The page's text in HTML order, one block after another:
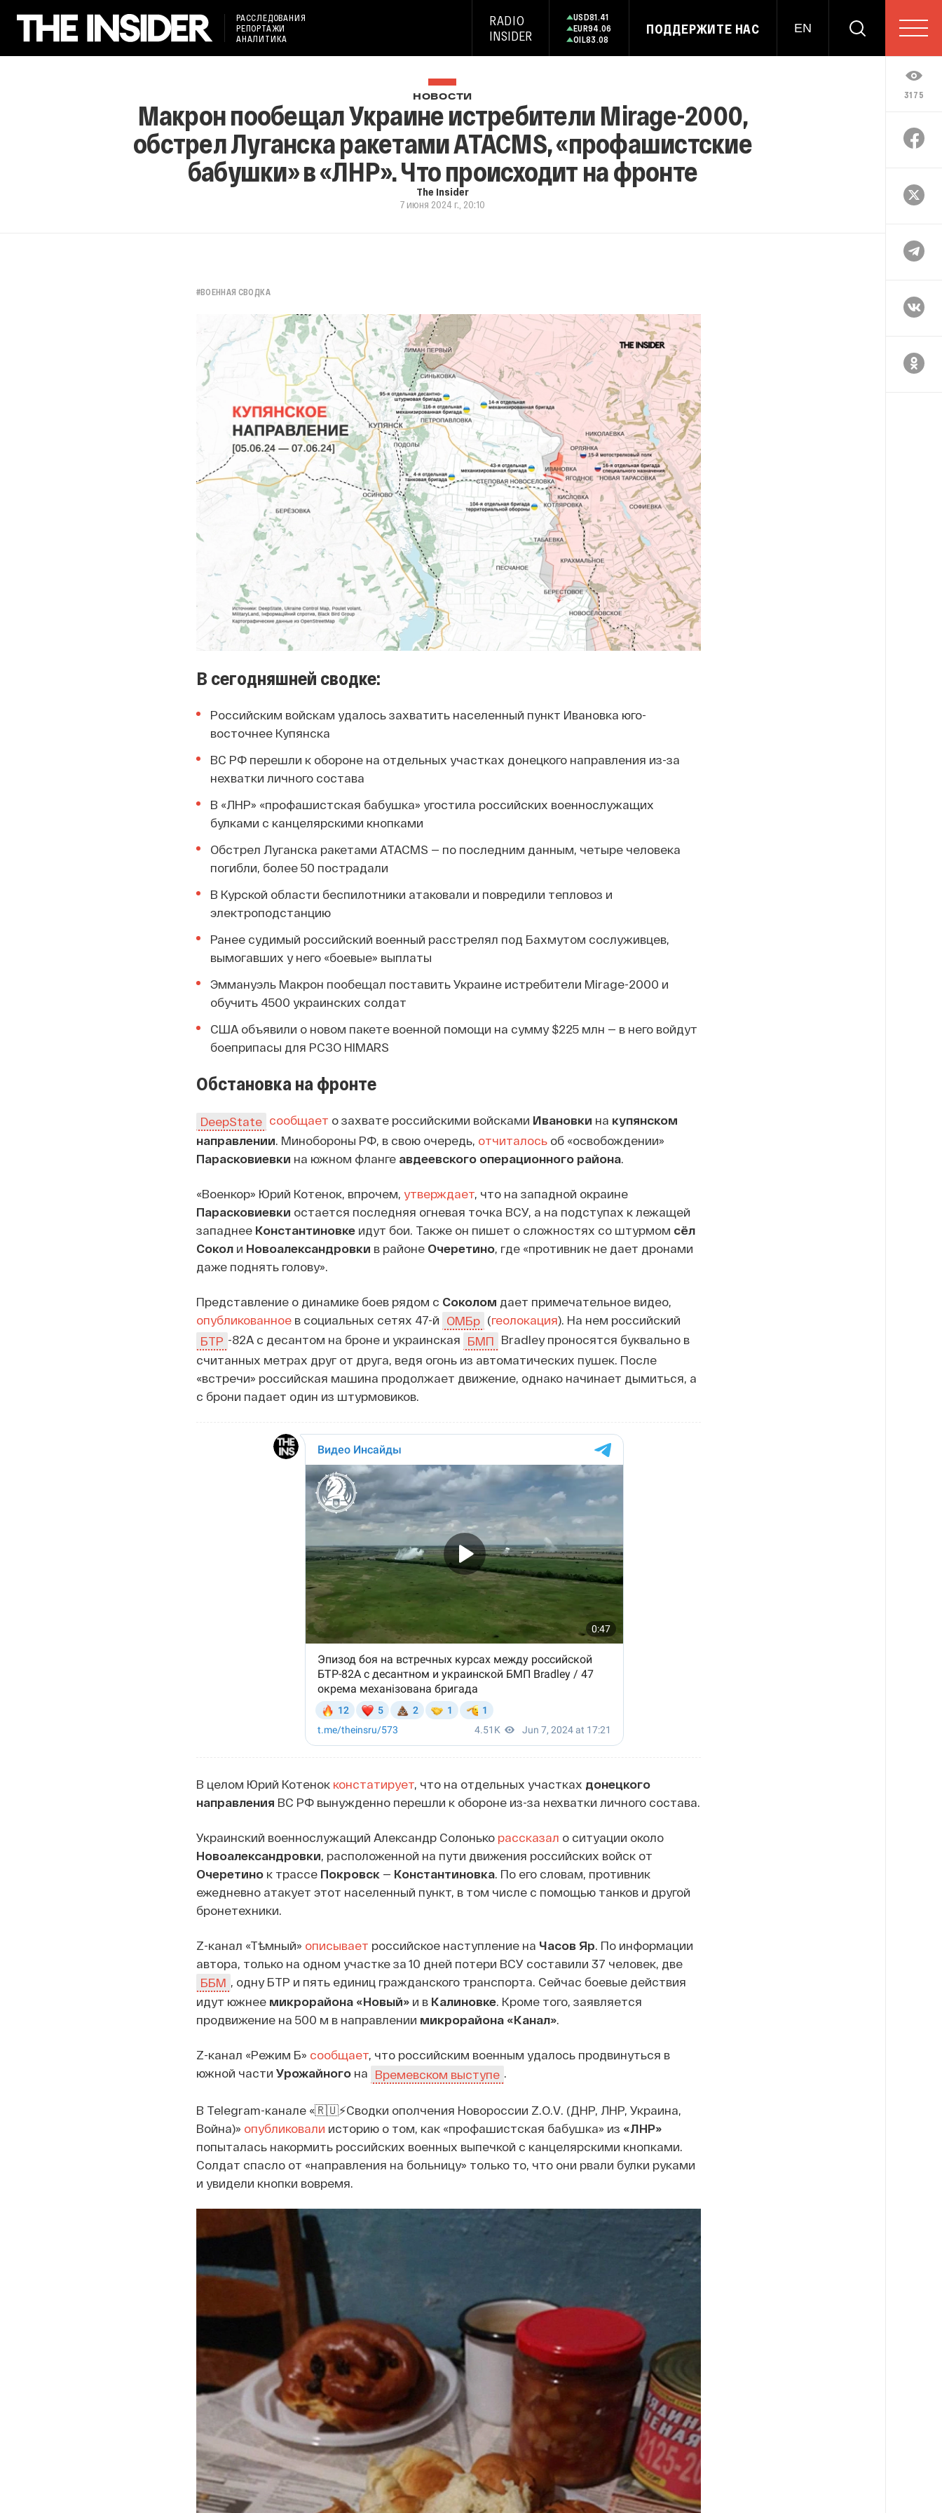
РАССЛЕДОВАНИЯ
РЕПОРТАЖИ
АНАЛИТИКА
RADIO
INSIDER
USD81.41
EUR94.06
OIL83.08
ПОДДЕРЖИТЕ НАС EN
3175
НОВОСТИ
Макрон пообещал Украине истребители Mirage-2000,
обстрел Луганска ракетами ATACMS, «профашистские
бабушки» в «ЛНР». Что происходит на фронте
The Insider
7 июня 2024 г., 20:10
#ВОЕННАЯ СВОДКА
В сегодняшней сводке:
Российским войскам удалось захватить населенный пункт Ивановка юго-
восточнее Купянска
ВС РФ перешли к обороне на отдельных участках донецкого направления из-за
нехватки личного состава
В «ЛНР» «профашистская бабушка» угостила российских военнослужащих
булками с канцелярскими кнопками
Обстрел Луганска ракетами ATACMS — по последним данным, четыре человека
погибли, более 50 пострадали
В Курской области беспилотники атаковали и повредили тепловоз и
электроподстанцию
Ранее судимый российский военный расстрелял под Бахмутом сослуживцев,
вымогавших у него «боевые» выплаты
Эммануэль Макрон пообещал поставить Украине истребители Mirage-2000 и
обучить 4500 украинских солдат
США объявили о новом пакете военной помощи на сумму $225 млн — в него войдут
боеприпасы для РСЗО HIMARS
Обстановка на фронте
DeepState сообщает о захвате российскими войсками Ивановки на купянском
направлении . Минобороны РФ, в свою очередь, отчиталосьоб «освобождении»
Парасковиевки на южном фланге авдеевского операционного района.
«Военкор» Юрий Котенок, впрочем, утверждает, что на западной окраине
Парасковиевки остается последняя огневая точка ВСУ, а на подступах к лежащей
западнее Константиновкеидут бои. Также он пишет о сложностях со штурмом сёл
Соколи Новоалександровки в районе Очеретино, где «противник не дает дронами
даже поднять голову».
Представление о динамике боев рядом с Соколом дает примечательное видео,
опубликованноев социальных сетях 47-й ОМБр (геолокация). На нем российский
БТР -82А с десантом на броне и украинская БМП Bradley проносятся буквально в
считанных метрах друг от друга, ведя огонь из автоматических пушек. После
«встречи» российская машина продолжает движение, однако начинает дымиться, а
с брони падает один из штурмовиков.
В целом Юрий Котенок констатирует, что на отдельных участках донецкого
направления ВС РФ вынужденно перешли к обороне из-за нехватки личного состава.
Украинский военнослужащий Александр Солонько рассказал о ситуации около
Новоалександровки , расположенной на пути движения российских войск от
Очеретинок трассе Покровск — Константиновка. По его словам, противник
ежедневно атакует этот населенный пункт, в том числе с помощью танков и другой
бронетехники.
Z-канал «Тѣмный» описывает российское наступление на Часов Яр . По информации
автора, только на одном участке за 10 дней потери ВСУ составили 37 человек, две
ББМ
, одну БТР и пять единиц гражданского транспорта. Сейчас боевые действия
идут южнее микрорайона «Новый»и в Калиновке. Кроме того, заявляется
продвижение на 500 м в направлении микрорайона «Канал».
Z-канал «Режим Б» сообщает, что российским военным удалось продвинуться в
южной части Урожайногона Времевском выступе .
В Telegram-канале «🇷🇺⚡️Сводки ополчения Новороссии Z.O.V. (ДНР, ЛНР, Украина,
Война)» опубликовали историю о том, как «профашистская бабушка» из «ЛНР»
попыталась накормить российских военных выпечкой с канцелярскими кнопками.
Солдат спасло от «направления на больницу» только то, что они рвали булки руками
и увидели кнопки вовремя.